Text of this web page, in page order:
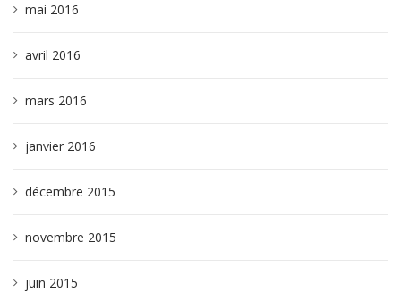
mai 2016
avril 2016
mars 2016
janvier 2016
décembre 2015
novembre 2015
juin 2015